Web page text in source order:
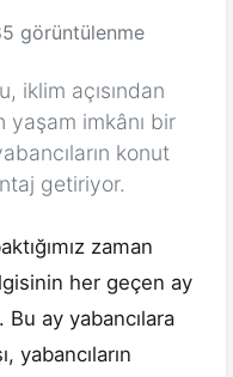
görüntülenme
iklim açısından
imkânı bir
konut
getiriyor.
zaman
her geçen ay
Bu ay yabancılara
yabancıların